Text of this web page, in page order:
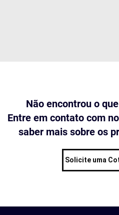
Não encontrou o
Entre em contato com
saber mais sobre os
Solicite uma